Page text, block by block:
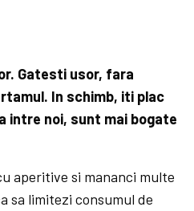
Gatesti usor, fara
In schimb, iti plac
intre noi, sunt mai bogate
aperitive si mananci multe
sa limitezi consumul de